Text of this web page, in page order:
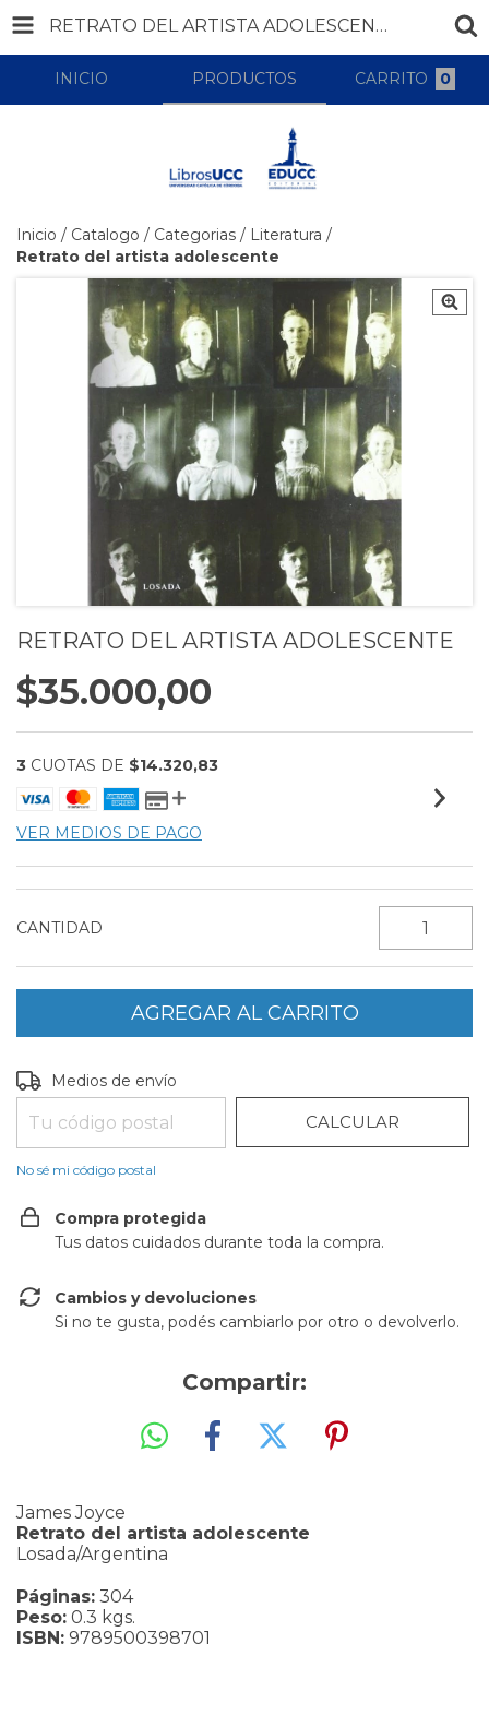
RETRATO DEL ARTISTA ADOLESCENTE
INICIO PRODUCTOS CARRITO 0
Inicio / Catalogo / Categorias / Literatura /
Retrato del artista adolescente
RETRATO DEL ARTISTA ADOLESCENTE
$35.000,00
3 CUOTAS DE $14.320,83
VER MEDIOS DE PAGO
CANTIDAD
Entregas para el CP:
Medios de envío
CALCULAR
No sé mi código postal
Compra protegida
Tus datos cuidados durante toda la compra.
Cambios y devoluciones
Si no te gusta, podés cambiarlo por otro o devolverlo.
Compartir:
James Joyce
Retrato del artista adolescente
Losada/Argentina
Páginas: 304
Peso: 0.3 kgs.
ISBN: 9789500398701